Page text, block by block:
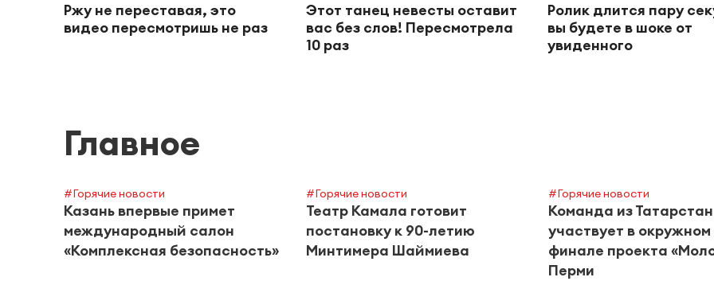
Ржу не переставая, это
видео пересмотришь не раз
Этот танец невесты оставит
вас без слов! Пересмотрела
10 раз
Ролик длится пару
вы будете в шоке от
увиденного
Главное
#Горячие новости
Казань впервые примет
международный салон
«Комплексная безопасность»
#Горячие новости
Театр Камала готовит
постановку к 90-летию
Минтимера Шаймиева
#Горячие новости
Команда из
участвует в окружном
финале проекта
Перми